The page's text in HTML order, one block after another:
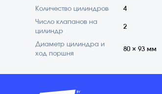
Количество цилиндров 4
Число клапанов на
цилиндр
2
Диаметр цилиндра и
ход поршня
80 × 93 мм